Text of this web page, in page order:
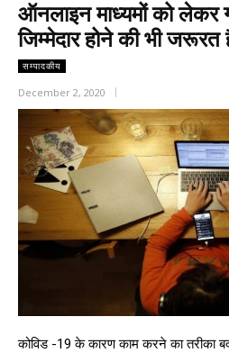
ऑनलाइन माध्यमों को लेकर
जिम्मेदार होने की भी जरूरत
सम्पादकीय
December 2, 2020
कोविड -19 के कारण काम करने का तरीका